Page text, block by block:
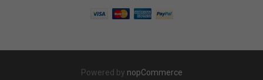
Powered by nopCommerce